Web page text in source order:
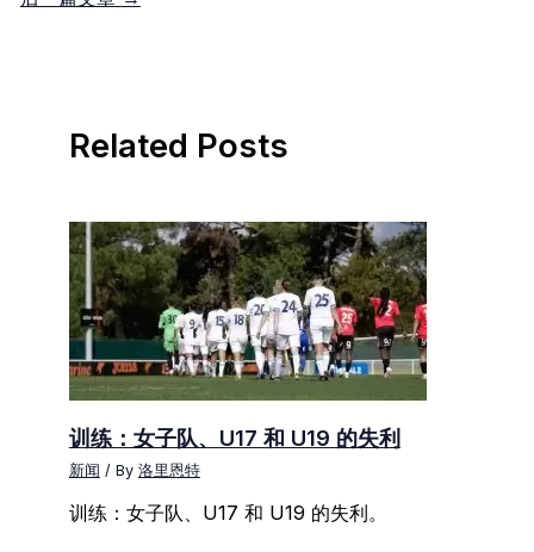
Related Posts
训练：女子队、U17 和 U19 的失利
新闻 / By 洛里恩特
训练：女子队、U17 和 U19 的失利。